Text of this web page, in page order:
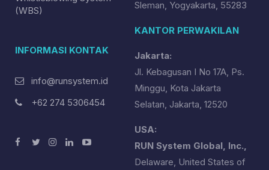
(WBS)
INFORMASI KONTAK
info@runsystem.id
+62 274 5306454
Sleman, Yogyakarta, 55283
KANTOR PERWAKILAN
Jakarta:
Jl. Kebagusan I No 17A, Ps.
Minggu, Kota Jakarta
Selatan, Jakarta, 12520
USA:
RUN System Global, Inc.,
Delaware, United States of